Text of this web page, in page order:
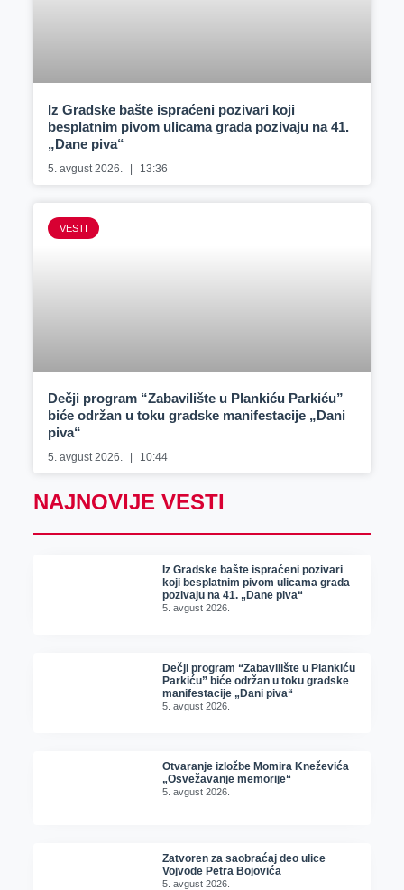
Iz Gradske bašte ispraćeni pozivari koji
besplatnim pivom ulicama grada pozivaju na 41.
„Dane piva“
5. avgust 2026. 13:36
VESTI
Dečji program “Zabavilište u Plankiću Parkiću”
biće održan u toku gradske manifestacije „Dani
piva“
5. avgust 2026. 10:44
NAJNOVIJE VESTI
Iz Gradske bašte ispraćeni pozivari
koji besplatnim pivom ulicama grada
pozivaju na 41. „Dane piva“
5. avgust 2026.
Dečji program “Zabavilište u Plankiću
Parkiću” biće održan u toku gradske
manifestacije „Dani piva“
5. avgust 2026.
Otvaranje izložbe Momira Kneževića
„Osvežavanje memorije“
5. avgust 2026.
Zatvoren za saobraćaj deo ulice
Vojvode Petra Bojovića
5. avgust 2026.